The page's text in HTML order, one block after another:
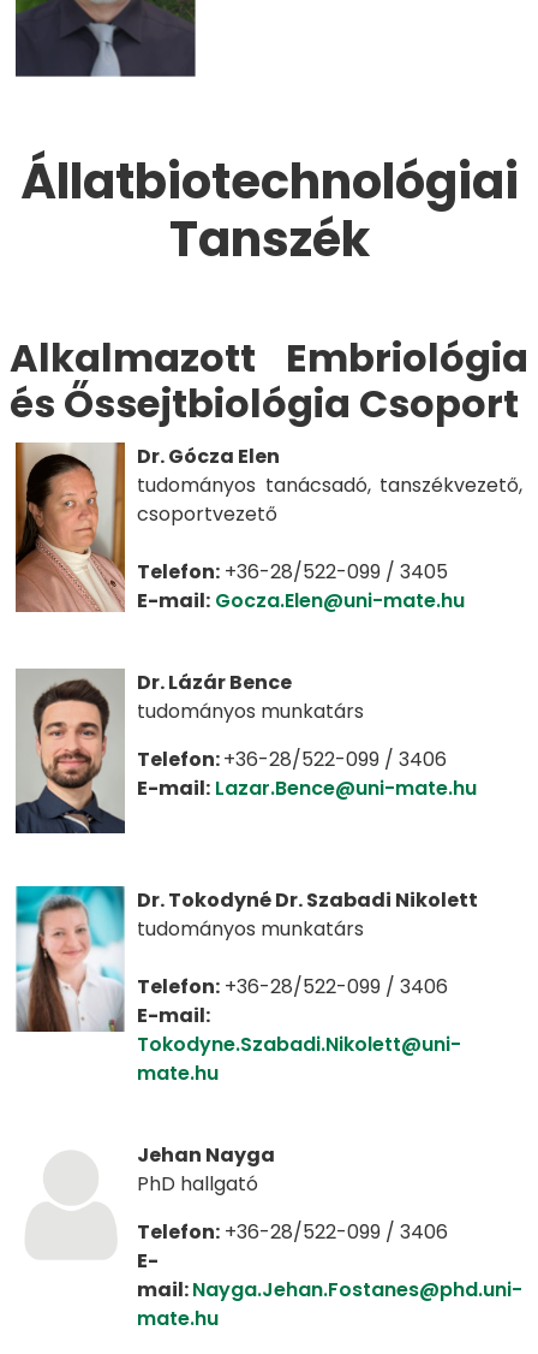
Állatbiotechnológiai
Tanszék
Alkalmazott Embriológia
és Őssejtbiológia Csoport
Dr. Gócza Elen
tudományos tanácsadó, tanszékvezető,
csoportvezető
Telefon: +36-28/522-099 / 3405
E-mail: Gocza.Elen@uni-mate.hu
Dr. Lázár Bence
tudományos munkatárs
Telefon:+36-28/522-099 / 3406
E-mail: Lazar.Bence@uni-mate.hu
Dr. Tokodyné Dr. Szabadi Nikolett
tudományos munkatárs
Telefon: +36-28/522-099 / 3406
E-mail:
Tokodyne.Szabadi.Nikolett@uni-
mate.hu
Jehan Nayga
PhD hallgató
Telefon: +36-28/522-099 / 3406
E-
mail:Nayga.Jehan.Fostanes@phd.uni-
mate.hu